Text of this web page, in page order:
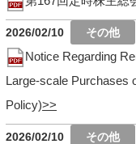
2026/02/10
Notice Regarding
Large-scale Purchases
Policy)
2026/02/10